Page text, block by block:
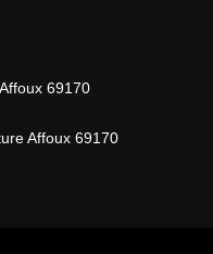
69170
Affoux 69170